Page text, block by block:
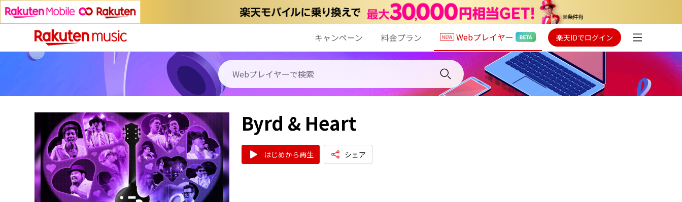
キャンペーン 料金プラン Webプレイヤー 楽天IDでログイン
Byrd & Heart
はじめから再生 シェア